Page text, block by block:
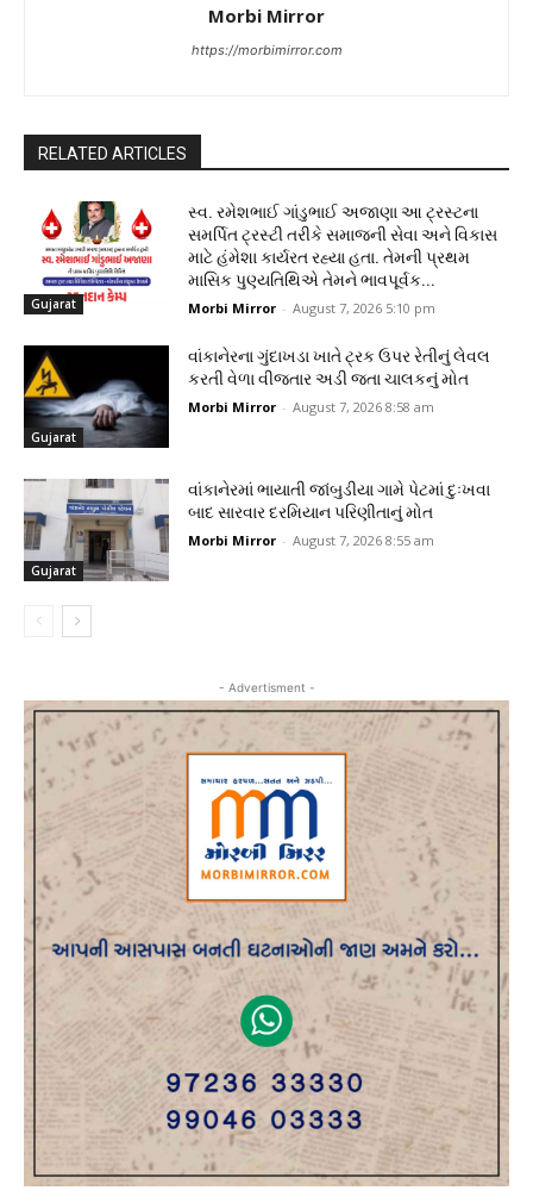
Morbi Mirror
https://morbimirror.com
RELATED ARTICLES
Gujarat
સ્વ. રમેશભાઈ ગાંડુભાઈ અજાણા આ ટ્રસ્ટના
સમર્પિત ટ્રસ્ટી તરીકે સમાજની સેવા અને વિકાસ
માટે હંમેશા કાર્યરત રહ્યા હતા. તેમની પ્રથમ
માસિક પુણ્યતિથિએ તેમને ભાવપૂર્વક...
Morbi Mirror - August 7, 2026 5:10 pm
Gujarat
વાંકાનેરના ગુંદાખડા ખાતે ટ્રક ઉપર રેતીનું લેવલ
કરતી વેળા વીજતાર અડી જતા ચાલકનું મોત
Morbi Mirror - August 7, 2026 8:58 am
Gujarat
વાંકાનેરમાં ભાયાતી જાંબુડીયા ગામે પેટમાં દુઃખવા
બાદ સારવાર દરમિયાન પરિણીતાનું મોત
Morbi Mirror - August 7, 2026 8:55 am
- Advertisment -